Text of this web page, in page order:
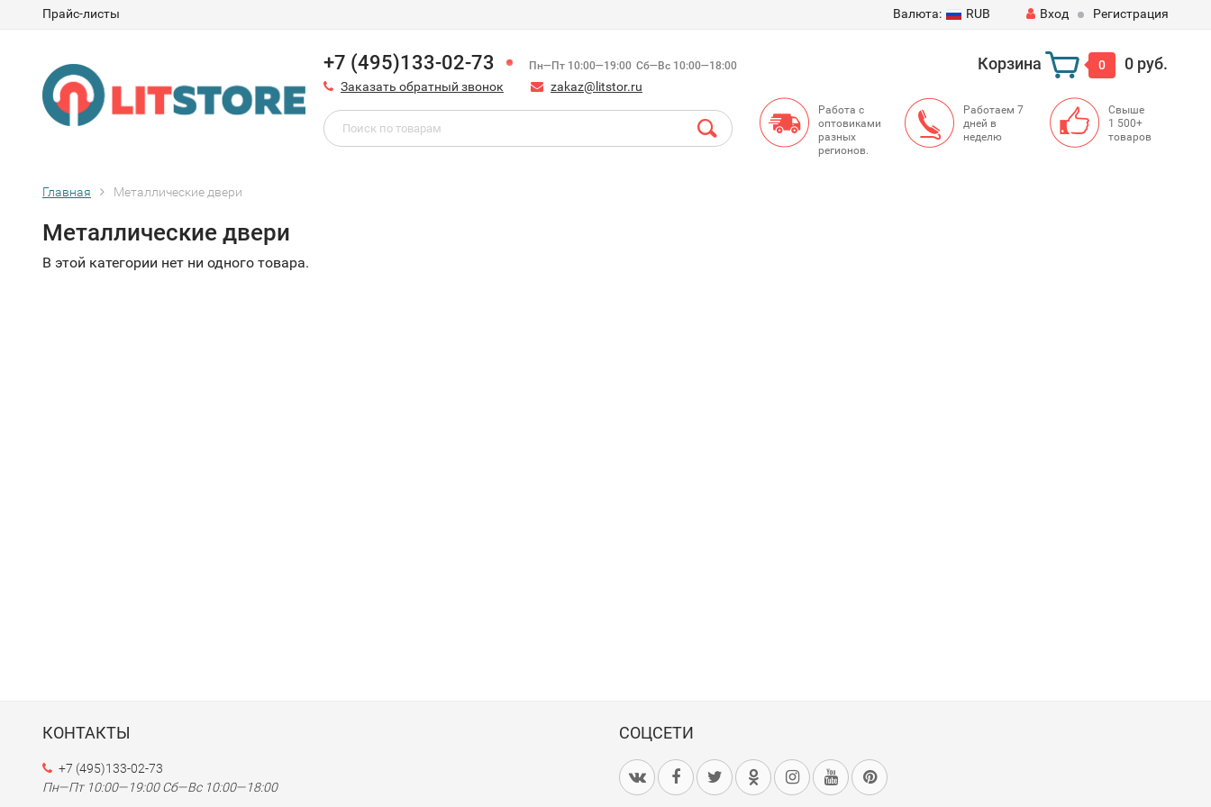
Прайс-листы Валюта: RUB Вход Регистрация
+7 (495)133-02-73 Пн—Пт 10:00—19:00 Сб—Вс 10:00—18:00
Заказать обратный звонок zakaz@litstor.ru
Корзина 0 0 руб.
Работа с
оптовиками
разных
регионов.
Работаем 7
дней в
неделю
Свыше
1 500+
товаров
Главная Металлические двери
Металлические двери
В этой категории нет ни одного товара.
КОНТАКТЫ
+7 (495)133-02-73
Пн—Пт 10:00—19:00 Сб—Вс 10:00—18:00
СОЦСЕТИ